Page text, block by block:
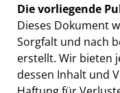
Die vorliegende
Dieses Dokument
Sorgfalt und nach
erstellt. Wir bieten
dessen Inhalt und